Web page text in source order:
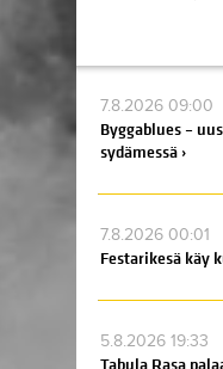
7.8.2026 09:00
Byggablues –
sydämessä ›
7.8.2026 00:01
Festarikesä käy
5.8.2026 19:33